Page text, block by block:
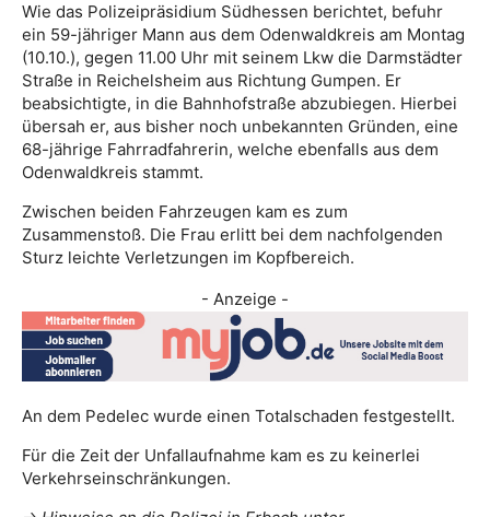
Wie das Polizeipräsidium Südhessen berichtet, befuhr
ein 59-jähriger Mann aus dem Odenwaldkreis am Montag
(10.10.), gegen 11.00 Uhr mit seinem Lkw die Darmstädter
Straße in Reichelsheim aus Richtung Gumpen. Er
beabsichtigte, in die Bahnhofstraße abzubiegen. Hierbei
übersah er, aus bisher noch unbekannten Gründen, eine
68-jährige Fahrradfahrerin, welche ebenfalls aus dem
Odenwaldkreis stammt.
Zwischen beiden Fahrzeugen kam es zum
Zusammenstoß. Die Frau erlitt bei dem nachfolgenden
Sturz leichte Verletzungen im Kopfbereich.
- Anzeige -
An dem Pedelec wurde einen Totalschaden festgestellt.
Für die Zeit der Unfallaufnahme kam es zu keinerlei
Verkehrseinschränkungen.